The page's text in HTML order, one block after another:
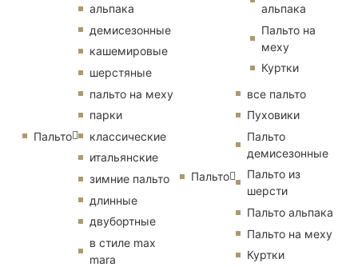
Пальто
альпака
демисезонные
кашемировые
шерстяные
пальто на меху
парки
классические
итальянские
зимние пальто
длинные
двубортные
в стиле max
mara
альпака
Пальто на
меху
Куртки
Пальто
все пальто
Пуховики
Пальто
демисезонные
Пальто из
шерсти
Пальто альпака
Пальто на меху
Куртки